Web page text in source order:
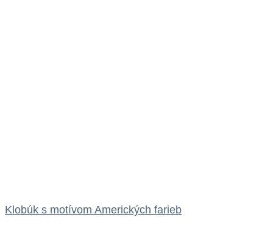
Klobúk s motívom Amerických farieb